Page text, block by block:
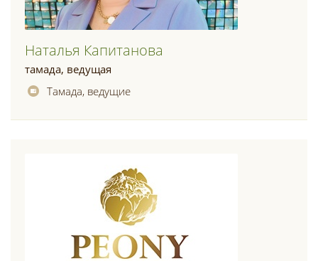
Наталья Капитанова
тамада, ведущая
Тамада, ведущие